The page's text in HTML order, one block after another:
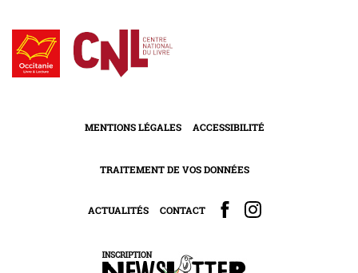
MENTIONS LÉGALES ACCESSIBILITÉ
TRAITEMENT DE VOS DONNÉES
ACTUALITÉS CONTACT